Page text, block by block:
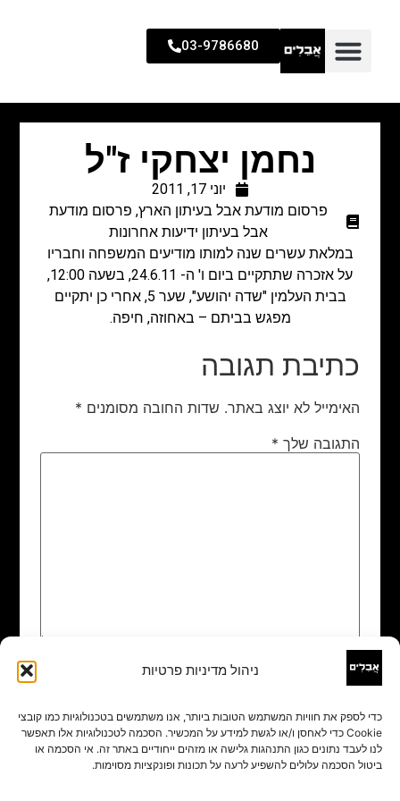
ניהול מדיניות פרטיות
כדי לספק את חוויות המשתמש הטובות ביותר, אנו משתמשים בטכנולוגיות כמו קובצי
Cookie כדי לאחסן ו/או לגשת למידע על המכשיר. הסכמה לטכנולוגיות אלו תאפשר
לנו לעבד נתונים כגון התנהגות גלישה או מזהים ייחודיים באתר זה. אי הסכמה או
ביטול הסכמה עלולים להשפיע לרעה על תכונות ופונקציות מסוימות.
03-9786680
נחמן יצחקי ז"ל
יוני 17, 2011
פרסום מודעת אבל בעיתון הארץ, פרסום מודעת
אבל בעיתון ידיעות אחרונות
במלאת עשרים שנה למותו מודיעים המשפחה וחבריו
על אזכרה שתתקיים ביום ו' ה- 24.6.11, בשעה 12:00,
בבית העלמין "שדה יהושע", שער 5, אחרי כן יתקיים
מפגש בביתם – באחוזה, חיפה.
כתיבת תגובה
האימייל לא יוצג באתר. שדות החובה מסומנים *
התגובה שלך *
שם
אימייל*